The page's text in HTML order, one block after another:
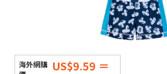
US$9.59 ＝